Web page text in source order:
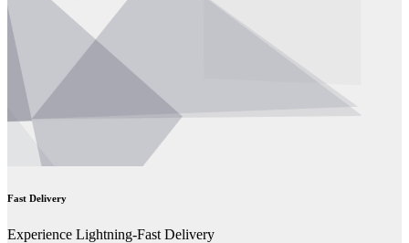
Fast Delivery
Experience Lightning-Fast Delivery